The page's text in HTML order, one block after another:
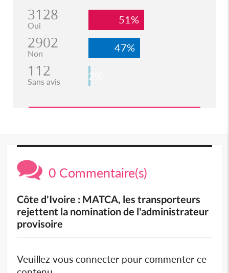
3128
Oui 51%
2902
Non 47%
112
Sans avis 2%
0 Commentaire(s)
Côte d'Ivoire : MATCA, les transporteurs
rejettent la nomination de l'administrateur
provisoire
Veuillez vous connecter pour commenter ce